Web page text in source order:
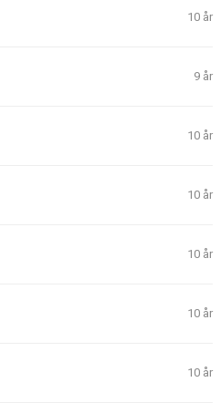
10 år
9 år
10 år
10 år
10 år
10 år
10 år